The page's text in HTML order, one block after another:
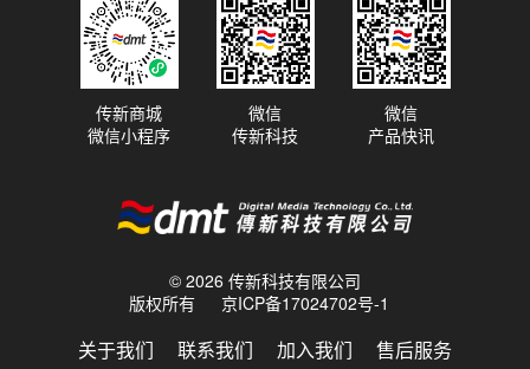
© 2026 传新科技有限公司
版权所有
京ICP备17024702号-1
关于我们 联系我们 加入我们 售后服务
传新商城
微信小程序
微信
传新科技
微信
产品快讯